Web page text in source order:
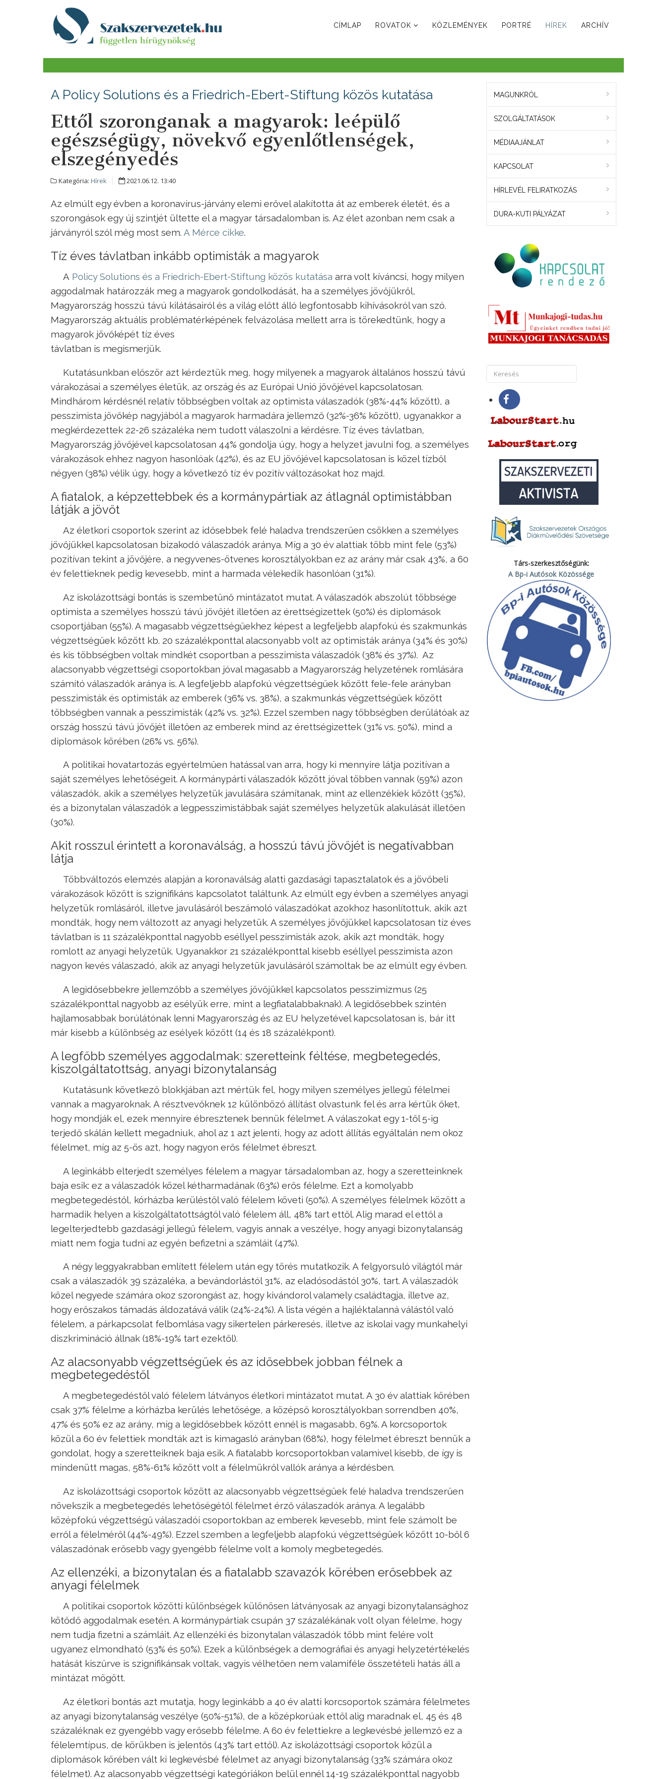
CÍMLAP ROVATOK KÖZLEMÉNYEK PORTRÉ HÍREK ARCHÍV
A Policy Solutions és a Friedrich-Ebert-Stiftung közös kutatása
Ettől szoronganak a magyarok: leépülő
egészségügy, növekvő egyenlőtlenségek,
elszegényedés
Kategória: Hírek 2021.06.12. 13:40
Az elmúlt egy évben a koronavírus-járvány elemi erővel alakította át az emberek életét, és a
szorongások egy új szintjét ültette el a magyar társadalomban is. Az élet azonban nem csak a
járványról szól még most sem. A Mérce cikke.
Tíz éves távlatban inkább optimisták a magyarok
A Policy Solutions és a Friedrich-Ebert-Stiftung közös kutatása arra volt kíváncsi, hogy milyen
aggodalmak határozzák meg a magyarok gondolkodását, ha a személyes jövőjükről,
Magyarország hosszú távú kilátásairól és a világ előtt álló legfontosabb kihívásokról van szó.
Magyarország aktuális problématérképének felvázolása mellett arra is törekedtünk, hogy a
magyarok jövőképét tíz éves
távlatban is megismerjük.
Kutatásunkban először azt kérdeztük meg, hogy milyenek a magyarok általános hosszú távú
várakozásai a személyes életük, az ország és az Európai Unió jövőjével kapcsolatosan.
Mindhárom kérdésnél relatív többségben voltak az optimista válaszadók (38%-44% között), a
pesszimista jövőkép nagyjából a magyarok harmadára jellemző (32%-36% között), ugyanakkor a
megkérdezettek 22-26 százaléka nem tudott válaszolni a kérdésre. Tíz éves távlatban,
Magyarország jövőjével kapcsolatosan 44% gondolja úgy, hogy a helyzet javulni fog, a személyes
várakozások ehhez nagyon hasonlóak (42%), és az EU jövőjével kapcsolatosan is közel tízből
négyen (38%) vélik úgy, hogy a következő tíz év pozitív változásokat hoz majd.
A fiatalok, a képzettebbek és a kormánypártiak az átlagnál optimistábban
látják a jövőt
Az életkori csoportok szerint az idősebbek felé haladva trendszerűen csökken a személyes
jövőjükkel kapcsolatosan bizakodó válaszadók aránya. Míg a 30 év alattiak több mint fele (53%)
pozitívan tekint a jövőjére, a negyvenes-ötvenes korosztályokban ez az arány már csak 43%, a 60
év felettieknek pedig kevesebb, mint a harmada vélekedik hasonlóan (31%).
Az iskolázottsági bontás is szembetűnő mintázatot mutat. A válaszadók abszolút többsége
optimista a személyes hosszú távú jövőjét illetően az érettségizettek (50%) és diplomások
csoportjában (55%). A magasabb végzettségűekhez képest a legfeljebb alapfokú és szakmunkás
végzettségűek között kb. 20 százalékponttal alacsonyabb volt az optimisták aránya (34% és 30%)
és kis többségben voltak mindkét csoportban a pesszimista válaszadók (38% és 37%). Az
alacsonyabb végzettségi csoportokban jóval magasabb a Magyarország helyzetének romlására
számító válaszadók aránya is. A legfeljebb alapfokú végzettségűek között fele-fele arányban
pesszimisták és optimisták az emberek (36% vs. 38%), a szakmunkás végzettségűek között
többségben vannak a pesszimisták (42% vs. 32%). Ezzel szemben nagy többségben derűlátóak az
ország hosszú távú jövőjét illetően az emberek mind az érettségizettek (31% vs. 50%), mind a
diplomások körében (26% vs. 56%).
A politikai hovatartozás egyértelműen hatással van arra, hogy ki mennyire látja pozitívan a
saját személyes lehetőségeit. A kormánypárti válaszadók között jóval többen vannak (59%) azon
válaszadók, akik a személyes helyzetük javulására számítanak, mint az ellenzékiek között (35%),
és a bizonytalan válaszadók a legpesszimistábbak saját személyes helyzetük alakulását illetően
(30%).
Akit rosszul érintett a koronaválság, a hosszú távú jövőjét is negatívabban
látja
Többváltozós elemzés alapján a koronaválság alatti gazdasági tapasztalatok és a jövőbeli
várakozások között is szignifikáns kapcsolatot találtunk. Az elmúlt egy évben a személyes anyagi
helyzetük romlásáról, illetve javulásáról beszámoló válaszadókat azokhoz hasonlítottuk, akik azt
mondták, hogy nem változott az anyagi helyzetük. A személyes jövőjükkel kapcsolatosan tíz éves
távlatban is 11 százalékponttal nagyobb eséllyel pesszimisták azok, akik azt mondták, hogy
romlott az anyagi helyzetük. Ugyanakkor 21 százalékponttal kisebb eséllyel pesszimista azon
nagyon kevés válaszadó, akik az anyagi helyzetük javulásáról számoltak be az elmúlt egy évben.
A legidősebbekre jellemzőbb a személyes jövőjükkel kapcsolatos pesszimizmus (25
százalékponttal nagyobb az esélyük erre, mint a legfiatalabbaknak). A legidősebbek szintén
hajlamosabbak borúlátónak lenni Magyarország és az EU helyzetével kapcsolatosan is, bár itt
már kisebb a különbség az esélyek között (14 és 18 százalékpont).
A legfőbb személyes aggodalmak: szeretteink féltése, megbetegedés,
kiszolgáltatottság, anyagi bizonytalanság
Kutatásunk következő blokkjában azt mértük fel, hogy milyen személyes jellegű félelmei
vannak a magyaroknak. A résztvevőknek 12 különböző állítást olvastunk fel és arra kértük őket,
hogy mondják el, ezek mennyire ébresztenek bennük félelmet. A válaszokat egy 1-től 5-ig
terjedő skálán kellett megadniuk, ahol az 1 azt jelenti, hogy az adott állítás egyáltalán nem okoz
félelmet, míg az 5-ös azt, hogy nagyon erős félelmet ébreszt.
A leginkább elterjedt személyes félelem a magyar társadalomban az, hogy a szeretteinknek
baja esik: ez a válaszadók közel kétharmadának (63%) erős félelme. Ezt a komolyabb
megbetegedéstől, kórházba kerüléstől való félelem követi (50%). A személyes félelmek között a
harmadik helyen a kiszolgáltatottságtól való félelem áll, 48% tart ettől. Alig marad el ettől a
legelterjedtebb gazdasági jellegű félelem, vagyis annak a veszélye, hogy anyagi bizonytalanság
miatt nem fogja tudni az egyén befizetni a számláit (47%).
A négy leggyakrabban említett félelem után egy törés mutatkozik. A felgyorsuló világtól már
csak a válaszadók 39 százaléka, a bevándorlástól 31%, az eladósodástól 30%, tart. A válaszadók
közel negyede számára okoz szorongást az, hogy kivándorol valamely családtagja, illetve az,
hogy erőszakos támadás áldozatává válik (24%-24%). A lista végén a hajléktalanná válástól való
félelem, a párkapcsolat felbomlása vagy sikertelen párkeresés, illetve az iskolai vagy munkahelyi
diszkrimináció állnak (18%-19% tart ezektől).
Az alacsonyabb végzettségűek és az idősebbek jobban félnek a
megbetegedéstől
A megbetegedéstől való félelem látványos életkori mintázatot mutat. A 30 év alattiak körében
csak 37% félelme a kórházba kerülés lehetősége, a középső korosztályokban sorrendben 40%,
47% és 50% ez az arány, míg a legidősebbek között ennél is magasabb, 69%. A korcsoportok
közül a 60 év felettiek mondták azt is kimagasló arányban (68%), hogy félelmet ébreszt bennük a
gondolat, hogy a szeretteiknek baja esik. A fiatalabb korcsoportokban valamivel kisebb, de így is
mindenütt magas, 58%-61% között volt a félelmükről vallók aránya a kérdésben.
Az iskolázottsági csoportok között az alacsonyabb végzettségűek felé haladva trendszerűen
növekszik a megbetegedés lehetőségétől félelmet érző válaszadók aránya. A legalább
középfokú végzettségű válaszadói csoportokban az emberek kevesebb, mint fele számolt be
erről a félelméről (44%-49%). Ezzel szemben a legfeljebb alapfokú végzettségűek között 10-ből 6
válaszadónak erősebb vagy gyengébb félelme volt a komoly megbetegedés.
Az ellenzéki, a bizonytalan és a fiatalabb szavazók körében erősebbek az
anyagi félelmek
A politikai csoportok közötti különbségek különösen látványosak az anyagi bizonytalansághoz
kötődő aggodalmak esetén. A kormánypártiak csupán 37 százalékának volt olyan félelme, hogy
nem tudja fizetni a számláit. Az ellenzéki és bizonytalan válaszadók több mint felére volt
ugyanez elmondható (53% és 50%). Ezek a különbségek a demográfiai és anyagi helyzetértékelés
hatását kiszűrve is szignifikánsak voltak, vagyis vélhetően nem valamiféle összetételi hatás áll a
mintázat mögött.
Az életkori bontás azt mutatja, hogy leginkább a 40 év alatti korcsoportok számára félelmetes
az anyagi bizonytalanság veszélye (50%-51%), de a középkorúak ettől alig maradnak el, 45 és 48
százaléknak ez gyengébb vagy erősebb félelme. A 60 év felettiekre a legkevésbé jellemző ez a
félelemtípus, de körükben is jelentős (43% tart ettől). Az iskolázottsági csoportok közül a
diplomások körében vált ki legkevésbé félelmet az anyagi bizonytalanság (33% számára okoz
félelmet). Az alacsonyabb végzettségi kategóriákon belül ennél 14-19 százalékponttal nagyobb
MAGUNKRÓL
SZOLGÁLTATÁSOK
MÉDIAAJÁNLAT
KAPCSOLAT
HÍRLEVÉL FELIRATKOZÁS
DURA-KUTI PÁLYÁZAT
Társ-szerkesztőségünk:
A Bp-i Autósok Közössége